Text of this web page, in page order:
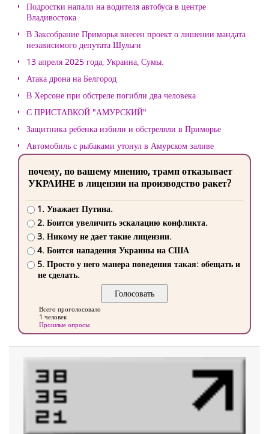
Подростки напали на водителя автобуса в центре
Владивостока
В Заксобрание Приморья внесен проект о лишении мандата
независимого депутата Шульги
13 апреля 2025 года, Украина, Сумы.
Атака дрона на Белгород
В Херсоне при обстреле погибли два человека
С ПРИСТАВКОЙ "АМУРСКИЙ"
Защитника ребенка избили и обстреляли в Приморье
Автомобиль с рыбаками утонул в Амурском заливе
почему, по вашему мнению, трамп отказывает
УКРАИНЕ в лицензии на производство ракет?
1. Уважает Путина.
2. Боится увеличить эскалацию конфликта.
3. Никому не дает такие лицензии.
4. Боится нападения Украины на США
5. Просто у него манера поведения такая: обещать и
не сделать.
Всего проголосовало
1 человек
Прошлые опросы